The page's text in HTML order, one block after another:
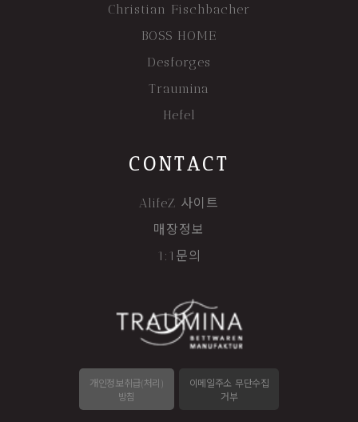
개인정보취급(처리)
방침
이메일주소 무단수집
거부
Christian Fischbacher
BOSS HOME
Desforges
Traumina
Hefel
CONTACT
AlifeZ 사이트
매장정보
1:1문의